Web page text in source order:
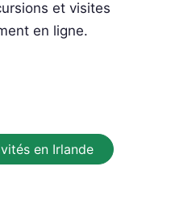
et visites
en ligne.
en Irlande